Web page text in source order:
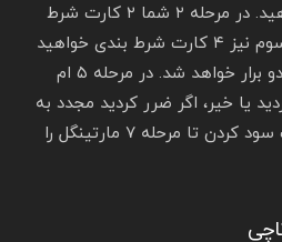
باخت مراحل بعدی را ادامه دهید. در مرحله ۲ شما ۲ کارت شرط
بندی خواهید کرد. در مرحله سوم نیز ۴ کارت شرط بندی خواهید
کرد. در هر مرحله کارت شما دو برار خواهد شد. در مرحله ۵ ام
یا خیر، اگر ضرر کردید مجدد به
مرحله یک بازگردید. در صورت سود کردن تا مرحله ۷ مارتینگل را